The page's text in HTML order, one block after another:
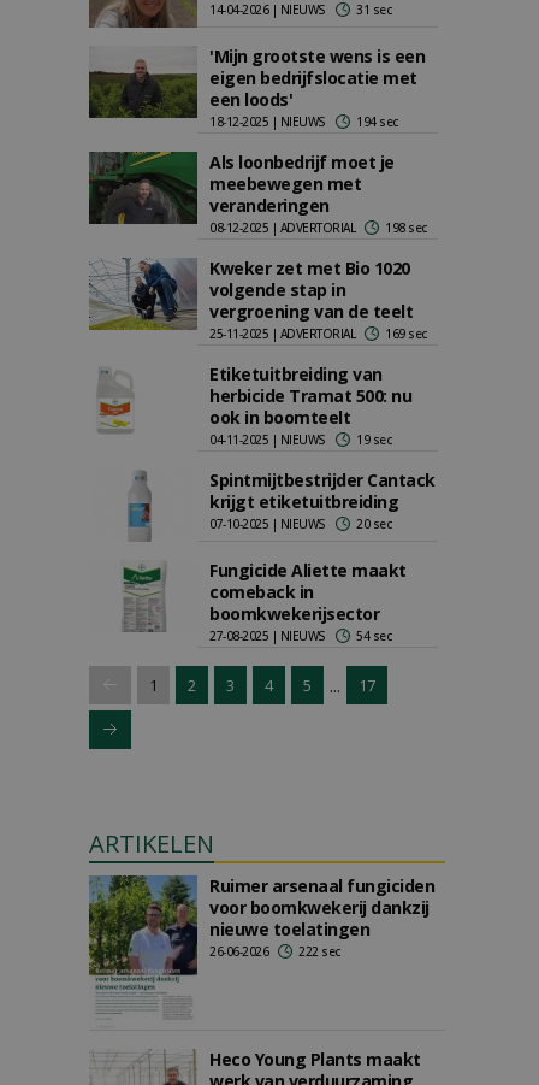
14-04-2026 | NIEUWS 31 sec
'Mijn grootste wens is een
eigen bedrijfslocatie met
een loods'
18-12-2025 | NIEUWS 194 sec
Als loonbedrijf moet je
meebewegen met
veranderingen
08-12-2025 | ADVERTORIAL 198 sec
Kweker zet met Bio 1020
volgende stap in
vergroening van de teelt
25-11-2025 | ADVERTORIAL 169 sec
Etiketuitbreiding van
herbicide Tramat 500: nu
ook in boomteelt
04-11-2025 | NIEUWS 19 sec
Spintmijtbestrijder Cantack
krijgt etiketuitbreiding
07-10-2025 | NIEUWS 20 sec
Fungicide Aliette maakt
comeback in
boomkwekerijsector
27-08-2025 | NIEUWS 54 sec
1 2 3 4 5 ... 17
ARTIKELEN
Ruimer arsenaal fungiciden
voor boomkwekerij dankzij
nieuwe toelatingen
26-06-2026 222 sec
Heco Young Plants maakt